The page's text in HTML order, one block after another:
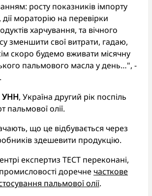
росту показників імпорту
дії мораторію на перевірки
харчування, та вічного
зменшити свої витрати, гадаю,
скоро будемо вживати місячну
пальмового масла у день…", -
УНН, Україна другий рік поспіль
пальмової олії.
що це відбувається через
здешевити продукцію.
експертиз ТЕСТ переконані,
доречне часткове
пальмової олії.